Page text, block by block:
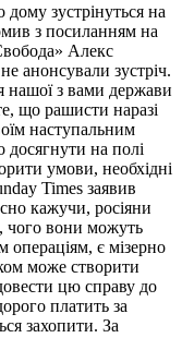
зустрінуться на
з посиланням на
Алекс
анонсували зустріч.
нашої з вами держави
що рашисти наразі
наступальним
на полі
умови, необхідні
Times заявив
кажучи, росіяни
чого вони можуть
операціям, є мізерно
може створити
цю справу до
платить за
захопити. За